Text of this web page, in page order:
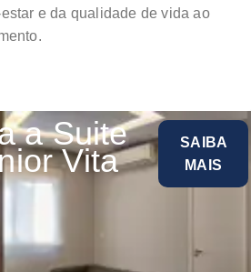
e da qualidade de vida ao
a Suite
Vita
SAIBA
MAIS